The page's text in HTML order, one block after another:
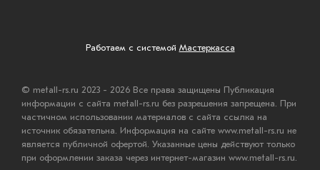
Работаем с системой Мастеркасса
© metall-rs.ru 2023 - 2026 Все права защищены Публикация
информации с сайта metall-rs.ru без разрешения запрещена. При
частичном использовании материалов с сайта ссылка на
источник обязательна. Информация на сайте www.metall-rs.ru не
является публичной офертой. Указанные цены действуют только
при оформлении заказа через интернет-магазин www.metall-rs.ru.